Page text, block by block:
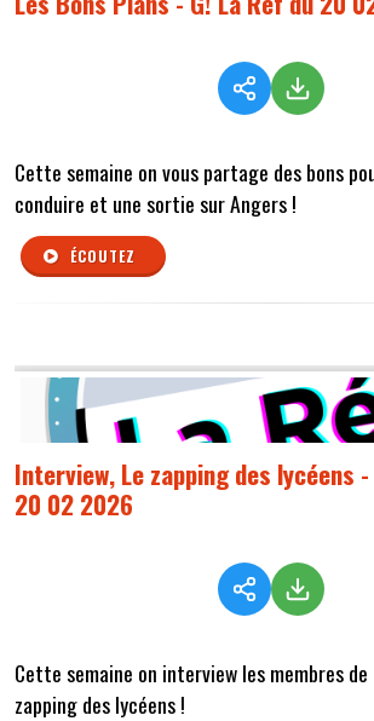
Cette semaine on vous partage des bons
conduire et une sortie sur Angers !
ÉCOUTEZ
Interview, Le zapping des lycéens
20 02 2026
Cette semaine on interview les membres de
zapping des lycéens !